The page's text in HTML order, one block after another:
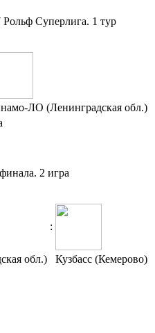
Суперлига. 1 тур
ЛО (Ленинградская обл.)
2 игра
:
обл.) Кузбасс (Кемерово)